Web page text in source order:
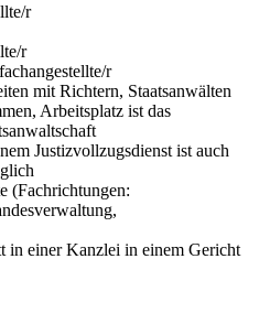
r
r
r
mit Richtern, Staatsanwälten
Arbeitsplatz ist das
Justizvollzugsdienst ist auch
(Fachrichtungen:
in einer Kanzlei in einem Gericht